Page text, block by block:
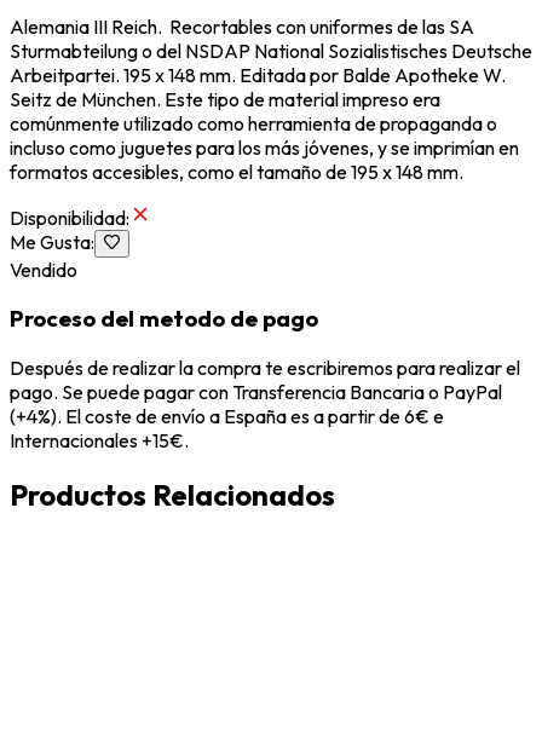
Alemania III Reich. Recortables con uniformes de las SA
Sturmabteilung o del NSDAP National Sozialistisches Deutsche
Arbeitpartei. 195 x 148 mm. Editada por Balde Apotheke W.
Seitz de München. Este tipo de material impreso era
comúnmente utilizado como herramienta de propaganda o
incluso como juguetes para los más jóvenes, y se imprimían en
formatos accesibles, como el tamaño de 195 x 148 mm.
Disponibilidad:
Me Gusta:
Vendido
Proceso del metodo de pago
Después de realizar la compra te escribiremos para realizar el
pago. Se puede pagar con Transferencia Bancaria o PayPal
(+4%). El coste de envío a España es a partir de 6€ e
Internacionales +15€.
Productos Relacionados